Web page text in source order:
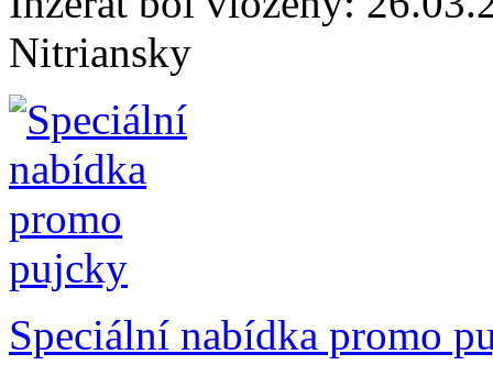
Nitriansky
Speciální nabídka promo